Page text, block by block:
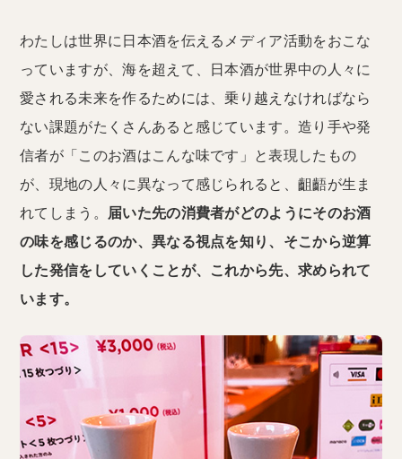
わたしは世界に日本酒を伝えるメディア活動をおこな
っていますが、海を超えて、日本酒が世界中の人々に
愛される未来を作るためには、乗り越えなければなら
ない課題がたくさんあると感じています。造り手や発
信者が「このお酒はこんな味です」と表現したもの
が、現地の人々に異なって感じられると、齟齬が生ま
れてしまう。
届いた先の消費者がどのようにそのお酒
の味を感じるのか、異なる視点を知り、そこから逆算
した発信をしていくことが、これから先、求められて
います。